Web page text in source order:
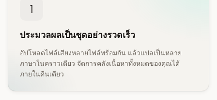
1
ประมวลผลเป็นชุดอย่างรวดเร็ว
อัปโหลดไฟล์เสียงหลายไฟล์พร้อมกัน แล้วแปลเป็นหลาย
ภาษาในคราวเดียว จัดการคลังเนื้อหาทั้งหมดของคุณได้
ภายในคืนเดียว